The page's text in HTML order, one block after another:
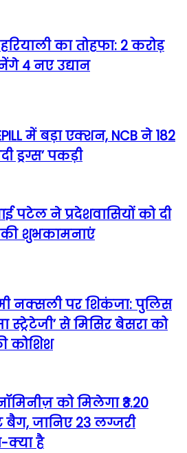
का तोहफा: 2 करोड़
4 नए उद्यान
में बड़ा एक्शन, NCB ने 182
ड्रग्स’ पकड़ी
पटेल ने प्रदेशवासियों को दी
शुभकामनाएं
नक्सली पर शिकंजा: पुलिस
स्ट्रेटेजी’ से मिसिर बेसरा को
कोशिश
को मिलेगा ₹3.20
बैग, जानिए 23 लग्जरी
क्या है